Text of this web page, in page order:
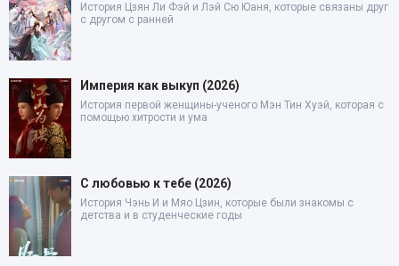
История Цзян Ли Фэй и Лэй Сю Юаня, которые связаны друг
с другом с ранней
Империя как выкуп (2026)
История первой женщины-ученого Мэн Тин Хуэй, которая с
помощью хитрости и ума
С любовью к тебе (2026)
История Чэнь И и Мяо Цзин, которые были знакомы с
детства и в студенческие годы